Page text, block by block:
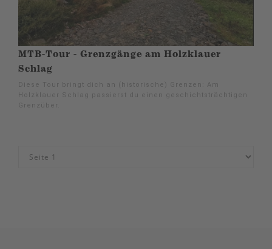
MTB-Tour - Grenzgänge am Holzklauer
Schlag
Diese Tour bringt dich an (historische) Grenzen: Am
Holzklauer Schlag passierst du einen geschichtsträchtigen
Grenzüber.